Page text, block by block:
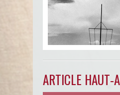
ARTICLE HAUT-